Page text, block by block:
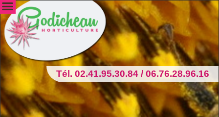
Tél. 02.41.95.30.84 / 06.76.28.96.16